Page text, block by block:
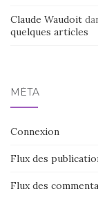
Claude Waudoit
quelques articles
MÉTA
Connexion
Flux des
Flux des